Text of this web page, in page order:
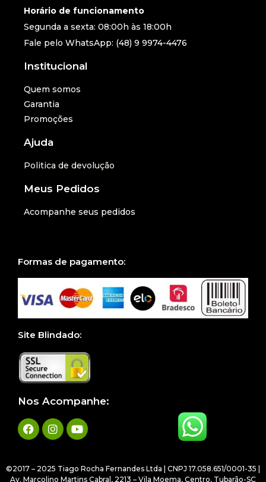
Horário de funcionamento
Segunda a sexta: 08:00h às 18:00h
Fale pelo WhatsApp: (48) 9 9974-4476
Institucional
Quem somos
Garantia
Promoções
Ajuda
Politica de devolução
Meus Pedidos
Acompanhe seus pedidos
Formas de pagamento:
Site Blindado:
Nos Acompanhe:
©2017 – 2025 Tiago Rocha Fernandes Ltda | CNPJ 17.058.651/0001-35 |
Av. Marcolino Martins Cabral, 2213 – Vila Moema, Centro, Tubarão-SC